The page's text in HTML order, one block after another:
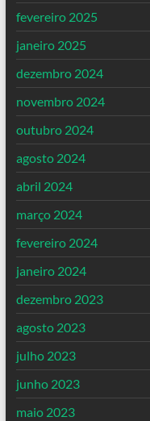
fevereiro 2025
janeiro 2025
dezembro 2024
novembro 2024
outubro 2024
agosto 2024
abril 2024
março 2024
fevereiro 2024
janeiro 2024
dezembro 2023
agosto 2023
julho 2023
junho 2023
maio 2023